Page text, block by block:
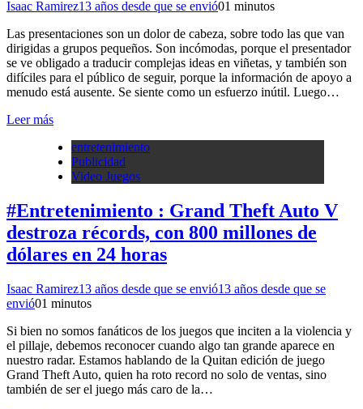
Isaac Ramirez13 años desde que se envió01 minutos
Las presentaciones son un dolor de cabeza, sobre todo las que van
dirigidas a grupos pequeños. Son incómodas, porque el presentador
se ve obligado a traducir complejas ideas en viñetas, y también son
difíciles para el público de seguir, porque la información de apoyo a
menudo está ausente. Se siente como un esfuerzo inútil. Luego…
Leer más
entretenimiento
Publicidad
Video Juegos
#Entretenimiento : Grand Theft Auto V
destroza récords, con 800 millones de
dólares en 24 horas
Isaac Ramirez13 años desde que se envió13 años desde que se
envió01 minutos
Si bien no somos fanáticos de los juegos que inciten a la violencia y
el pillaje, debemos reconocer cuando algo tan grande aparece en
nuestro radar. Estamos hablando de la Quitan edición de juego
Grand Theft Auto, quien ha roto record no solo de ventas, sino
también de ser el juego más caro de la…